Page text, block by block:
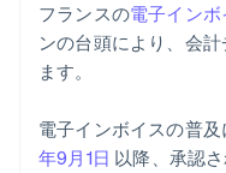
フランスの電子イン
ンの台頭により、会
ます。
電子インボイスの普
年9月1日 以降、承認